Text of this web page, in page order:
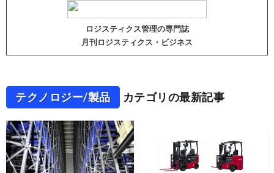
ロジスティクス管理の専門誌
月刊ロジスティクス・ビジネス
テクノロジー/製品 カテゴリの最新記事